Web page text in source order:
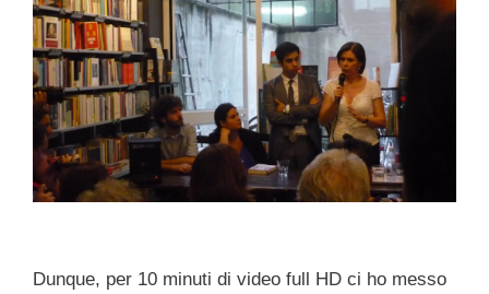
Dunque, per 10 minuti di video full HD ci ho messo